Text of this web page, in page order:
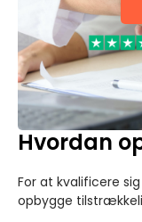
Hvordan
For at kvalificere
opbygge